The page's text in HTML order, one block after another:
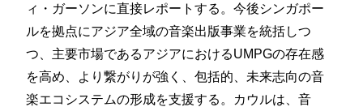
ィ・ガーソンに直接レポートする。今後シンガポー
ルを拠点にアジア全域の音楽出版事業を統括しつ
つ、主要市場であるアジアにおけるUMPGの存在感
を高め、より繋がりが強く、包括的、未来志向の音
楽エコシステムの形成を支援する。カウルは、音